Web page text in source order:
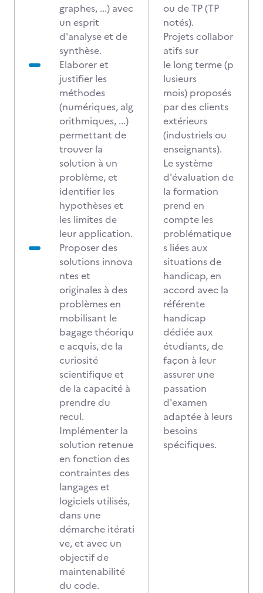
graphes, ...) avec
un esprit
d'analyse et de
synthèse.
Elaborer et
justifier les
méthodes
(numériques, alg
orithmiques, ...)
permettant de
trouver la
solution à un
problème, et
identifier les
hypothèses et
les limites de
leur application.
Proposer des
solutions innova
ntes et
originales à des
problèmes en
mobilisant le
bagage théoriqu
e acquis, de la
curiosité
scientifique et
de la capacité à
prendre du
recul.
Implémenter la
solution retenue
en fonction des
contraintes des
langages et
logiciels utilisés,
dans une
démarche itérati
ve, et avec un
objectif de
maintenabilité
du code.
ou de TP (TP
notés).
Projets collabor
atifs sur
le long terme (p
lusieurs
mois) proposés
par des clients
extérieurs
(industriels ou
enseignants).
Le système
d'évaluation de
la formation
prend en
compte les
problématique
s liées aux
situations de
handicap, en
accord avec la
référente
handicap
dédiée aux
étudiants, de
façon à leur
assurer une
passation
d'examen
adaptée à leurs
besoins
spécifiques.